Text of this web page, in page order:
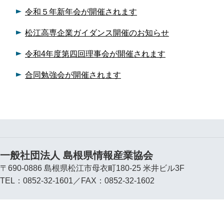
令和５年新年会が開催されます
松江高専企業ガイダンス開催のお知らせ
令和4年度第四回理事会が開催されます
合同勉強会が開催されます
一般社団法人 島根県情報産業協会
〒690-0886 島根県松江市母衣町180-25 米井ビル3F
TEL：0852-32-1601／FAX：0852-32-1602